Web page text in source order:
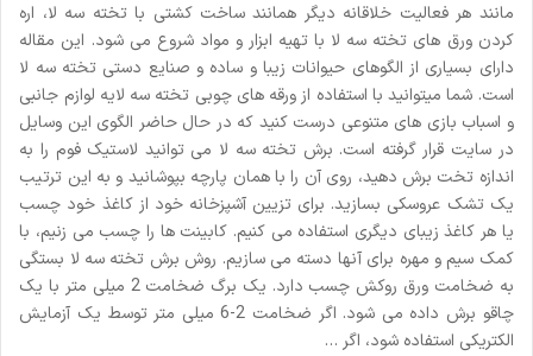
مانند هر فعالیت خلاقانه دیگر همانند ساخت کشتی با تخته سه لا، اره
کردن ورق های تخته سه لا با تهیه ابزار و مواد شروع می شود. این مقاله
دارای بسیاری از الگوهای حیوانات زیبا و ساده و صنایع دستی تخته سه لا
است. شما میتوانید با استفاده از ورقه های چوبی تخته سه لایه لوازم جانبی
و اسباب بازی های متنوعی درست کنید که در حال حاضر الگوی این وسایل
در سایت قرار گرفته است. برش تخته سه لا می توانید لاستیک فوم را به
اندازه تخت برش دهید، روی آن را با همان پارچه بپوشانید و به این ترتیب
یک تشک عروسکی بسازید. برای تزیین آشپزخانه خود از کاغذ خود چسب
یا هر کاغذ زیبای دیگری استفاده می کنیم. کابینت ها را چسب می زنیم، با
کمک سیم و مهره برای آنها دسته می سازیم. روش برش تخته سه لا بستگی
به ضخامت ورق روکش چسب دارد. یک برگ ضخامت 2 میلی متر با یک
چاقو برش داده می شود. اگر ضخامت 2-6 میلی متر توسط یک آزمایش
الکتریکی استفاده شود، اگر …